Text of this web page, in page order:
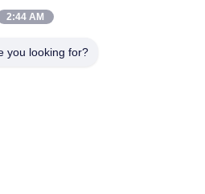
Lishui, Nanhai Foshan
2:44 AM
you looking for?